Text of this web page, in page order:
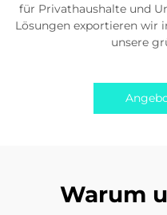
für Privathaushalte und
Lösungen exportieren wir
unsere
Warum